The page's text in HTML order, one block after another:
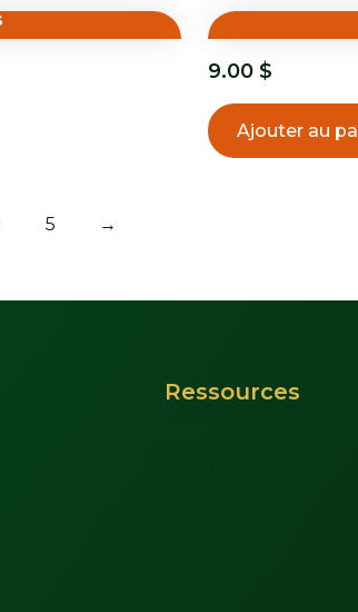
9.00 $
Ajouter au
5 →
Ressources